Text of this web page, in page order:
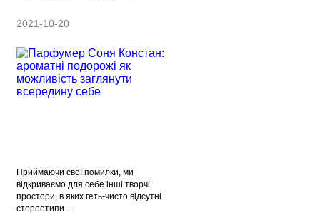
2021-10-20
Приймаючи свої помилки, ми
відкриваємо для себе інші творчі
простори, в яких геть-чисто відсутні
стереотипи ...